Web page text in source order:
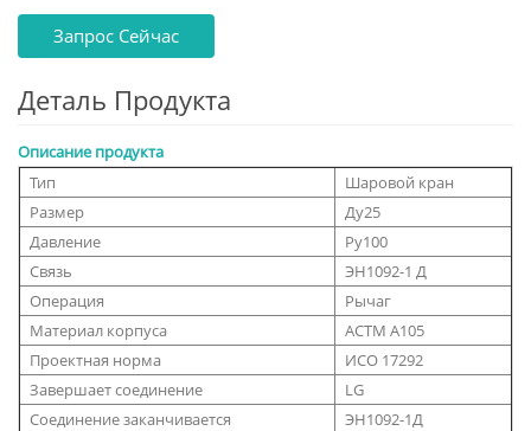
Запрос Сейчас
Деталь Продукта
Описание продукта
Тип
Шаровой кран
Размер
Ду25
Давление
Ру100
Связь
ЭН1092-1 Д
Операция
Рычаг
Материал корпуса
АСТМ А105
Проектная норма
ИСО 17292
Завершает соединение
LG
Соединение заканчивается
ЭН1092-1Д